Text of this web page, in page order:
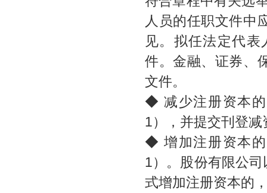
人员的任职文件中
见。拟任法定代
件。金融、证券、
文件。
◆ 减少注册资本
1），并提交刊登
◆ 增加注册资本
1）。股份有限公
式增加注册资本的